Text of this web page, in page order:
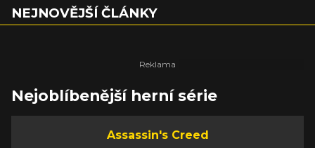
NEJNOVĚJŠÍ ČLÁNKY
Nejoblíbenější herní série
Assassin's Creed